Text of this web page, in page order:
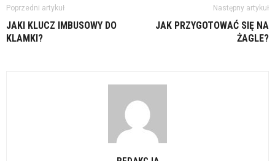
Poprzedni artykuł
JAKI KLUCZ IMBUSOWY DO
KLAMKI?
Następny artykuł
JAK PRZYGOTOWAĆ SIĘ NA
ŻAGLE?